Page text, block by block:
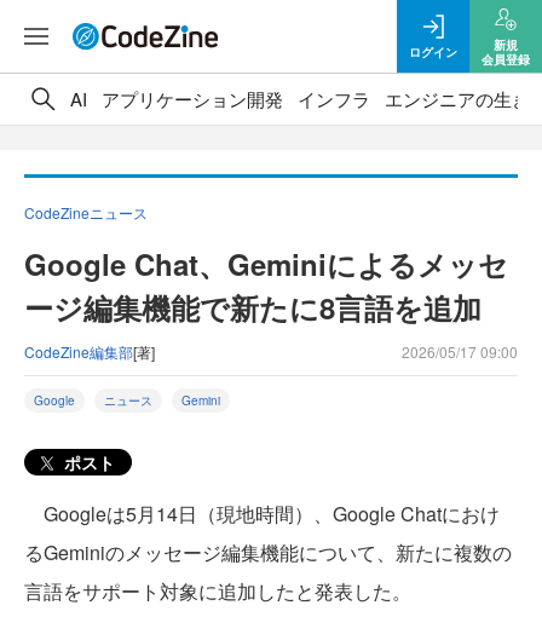
ログイン
新規
会員登録
AI アプリケーション開発 インフラ エンジニアの生き
CodeZineニュース
Google Chat、Geminiによるメッセ
ージ編集機能で新たに8言語を追加
CodeZine編集部[著] 2026/05/17 09:00
Google ニュース Gemini
ポスト
Googleは5月14日（現地時間）、Google Chatにおけ
るGeminiのメッセージ編集機能について、新たに複数の
言語をサポート対象に追加したと発表した。